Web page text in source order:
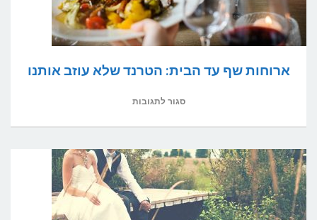
ארוחות שף עד הבית: הטרנד שלא עוזב אותנו
סגור לתגובות
עד
הבית:
הטרנד